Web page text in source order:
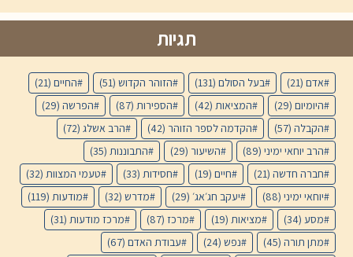
תגיות
אדם (21) בעל הסולם (131) הזוהר הקדוש (51) החיים (21)
היומיום (29) המציאות (42) הספירות (87) הפרשה (29)
הקבלה (57) הקדמה לספר הזוהר (42) הרב אשלג (72)
הרב יוחאי ימיני (89) השיעור (29) התבוננות (35)
חברה חדשה (21) חיים (19) חסידות (33) טעמי המצוות (32)
יוחאי ימיני (88) יעקב חג׳אג׳ (29) מדרש (32) מודעות (119)
מסע (34) מציאות (19) מרכז (87) מרכז מודעות (31)
מתן תורה (45) נפש (24) עבודת האדם (67)